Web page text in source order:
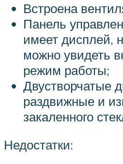
Встроена
Панель
имеет дисплей,
можно увидеть
режим работы;
Двустворчатые
раздвижные и
закаленного
Недостатки: